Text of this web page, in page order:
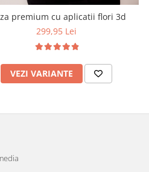
premium cu aplicatii flori 3d
299,95 Lei
VEZI VARIANTE